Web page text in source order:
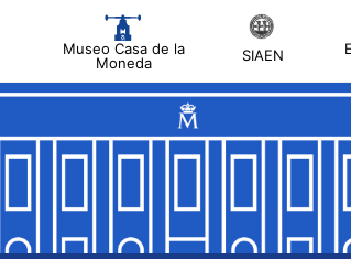
Museo Casa de la
Moneda
SIAEN